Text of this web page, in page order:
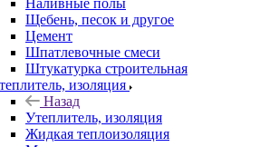
Наливные полы
Щебень, песок и другое
Цемент
Шпатлевочные смеси
Штукатурка строительная
изоляция
Назад
Утеплитель, изоляция
Жидкая теплоизоляция